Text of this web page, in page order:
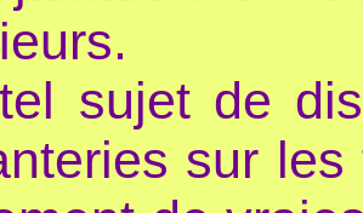
sujet de
sur